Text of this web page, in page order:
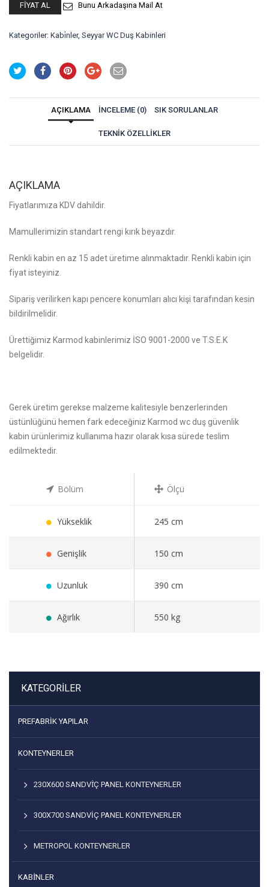
FIYAT AL Bunu Arkadaşına Mail At
Kategoriler: Kabi̇nler, Seyyar WC Duş Kabinleri
AÇIKLAMA İNCELEME (0) SIK SORULANLAR
TEKNIK ÖZELLIKLER
AÇIKLAMA
Fiyatlarımıza KDV dahildir.
Mamullerimizin standart rengi kırık beyazdır.
Renkli kabin en az 15 adet üretime alınmaktadır. Renkli kabin için
fiyat isteyiniz.
Sipariş verilirken kapı pencere konumları alıcı kişi tarafından kesin
bildirilmelidir.
Ürettiğimiz Karmod kabinlerimiz İSO 9001-2000 ve T.S.E.K
belgelidir.
Gerek üretim gerekse malzeme kalitesiyle benzerlerinden
üstünlüğünü hemen fark edeceğiniz Karmod wc duş güvenlik
kabin ürünlerimiz kullanıma hazır olarak kısa sürede teslim
edilmektedir.
Bölüm Ölçü
Yükseklik 245 cm
Genişlik 150 cm
Uzunluk 390 cm
Ağırlık 550 kg
KATEGORILER
PREFABRIK YAPILAR
KONTEYNERLER
230X600 SANDVİÇ PANEL KONTEYNERLER
300X700 SANDVIÇ PANEL KONTEYNERLER
METROPOL KONTEYNERLER
KABİNLER